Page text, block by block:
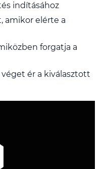
indításához
amikor elérte a
forgatja a
ér a kiválasztott